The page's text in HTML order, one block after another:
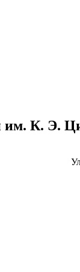
им. К. Э.